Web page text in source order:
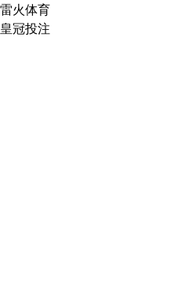
雷火体育
皇冠投注